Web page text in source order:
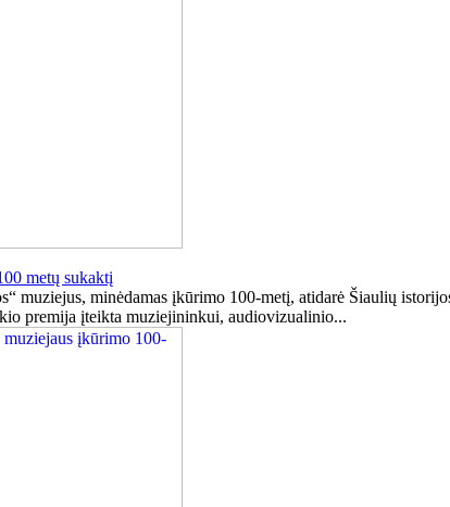
metų sukaktį
muziejus, minėdamas įkūrimo 100-metį, atidarė Šiaulių
premija įteikta muziejininkui, audiovizualinio...